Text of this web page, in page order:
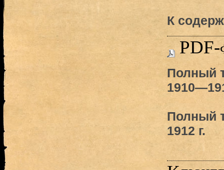
К
PDF-
Полный
Полный
1912 г.